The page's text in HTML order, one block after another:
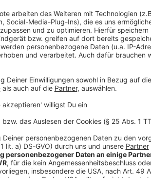
Bis zum Schuljahr 2028/29 soll das neue
am Heinzelmännchenweg fertiggestellt
Anmeldungen vor.
Mehr Infos und Links zum Thema
Das Konzept für das Gymnasium
Neue Dependance der Gutenberg-Schule